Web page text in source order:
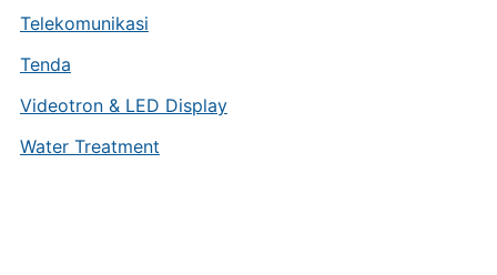
Telekomunikasi
Tenda
Videotron & LED Display
Water Treatment